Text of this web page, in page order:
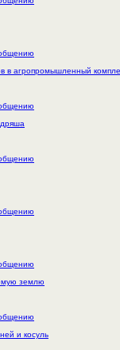
в агропромышленный
землю
и косуль